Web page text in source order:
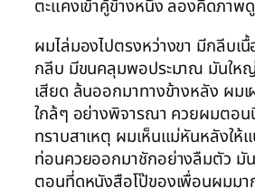
ตะแคงเข้าคู้ข้างหนึ่ง ลองคิดภาพ
ผมไล่มองไปตรงหว่างขา มีกลีบเ
กลีบ มีขนคลุมพอประมาณ มันให
เสียด ล้นออกมาทางข้างหลัง ผมเ
ใกล้ๆ อย่างพิจารณา ควยผมตอน
ทราบสาเหตุ ผมเห็นแม่หันหลังให้
ท่อนควยออกมาชักอย่างลืมตัว มั
ตอนที่ดูหนังสือโป๊ของเพื่อนผมมา